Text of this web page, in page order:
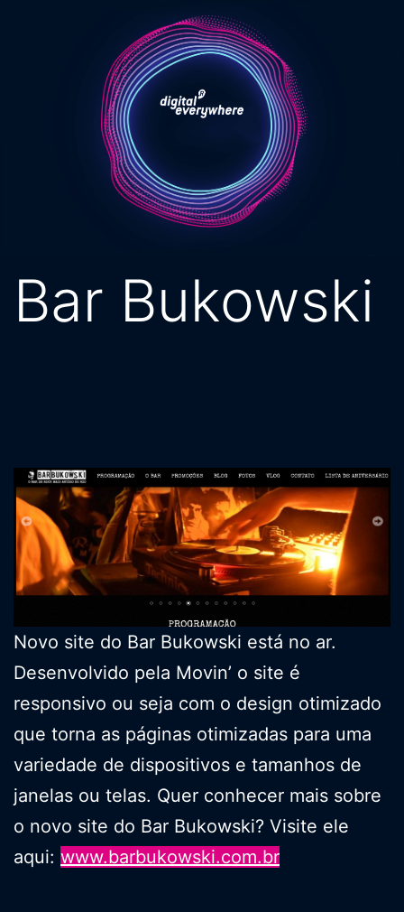
Bar Bukowski
Novo site do Bar Bukowski está no ar.
Desenvolvido pela Movin’ o site é
responsivo ou seja com o design otimizado
que torna as páginas otimizadas para uma
variedade de dispositivos e tamanhos de
janelas ou telas. Quer conhecer mais sobre
o novo site do Bar Bukowski? Visite ele
aqui: www.barbukowski.com.br